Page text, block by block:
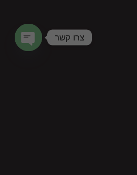
צרו קשר